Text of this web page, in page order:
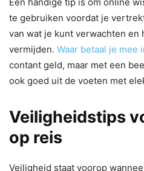
te gebruiken voordat je
van wat je kunt verwachten en
vermijden. Waar betaal je mee
contant geld, maar met een
ook goed uit de voeten met
Veiligheidstips
op reis
Veiligheid staat voorop